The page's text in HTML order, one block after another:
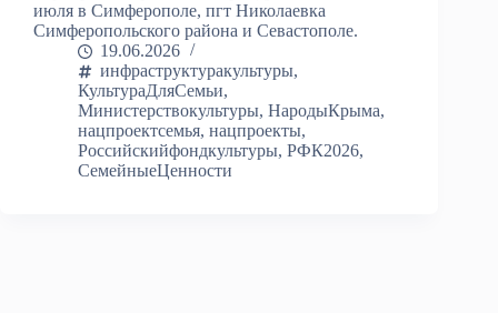
июля в Симферополе, пгт Николаевка
Симферопольского района и Севастополе.
19.06.2026
инфраструктуракультуры,
КультураДляСемьи,
Министерствокультуры, НародыКрыма,
нацпроектсемья, нацпроекты,
Российскийфондкультуры, РФК2026,
СемейныеЦенности